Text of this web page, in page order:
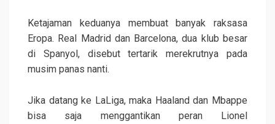
Ketajaman keduanya membuat banyak raksasa
Eropa. Real Madrid dan Barcelona, dua klub besar
di Spanyol, disebut tertarik merekrutnya pada
musim panas nanti.
Jika datang ke LaLiga, maka Haaland dan Mbappe
bisa saja menggantikan peran Lionel